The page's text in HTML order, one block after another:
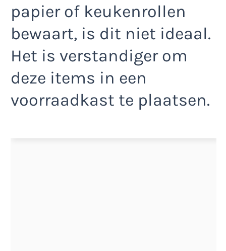
papier of keukenrollen
bewaart, is dit niet ideaal.
Het is verstandiger om
deze items in een
voorraadkast te plaatsen.